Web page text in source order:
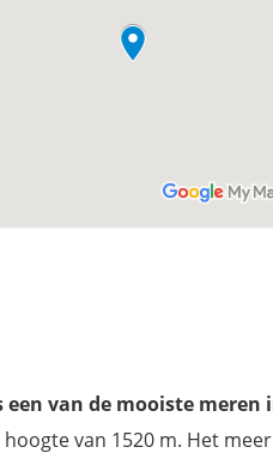
& Zuid-Tirol
een van de mooiste meren
van 1520 m. Het